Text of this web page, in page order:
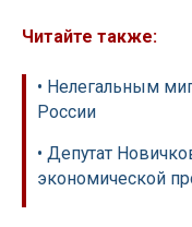
Читайте также:
• Нелегальным
России
• Депутат
экономической